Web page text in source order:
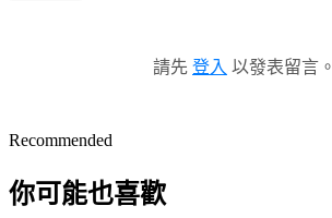
請先 登入 以發表留言。
Recommended
你可能也喜歡